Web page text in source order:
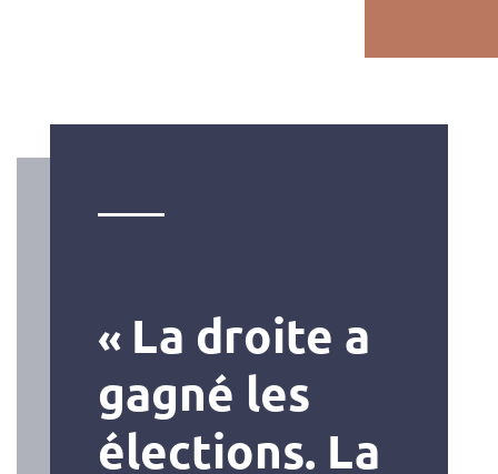
« La droite a
gagné les
élections. La